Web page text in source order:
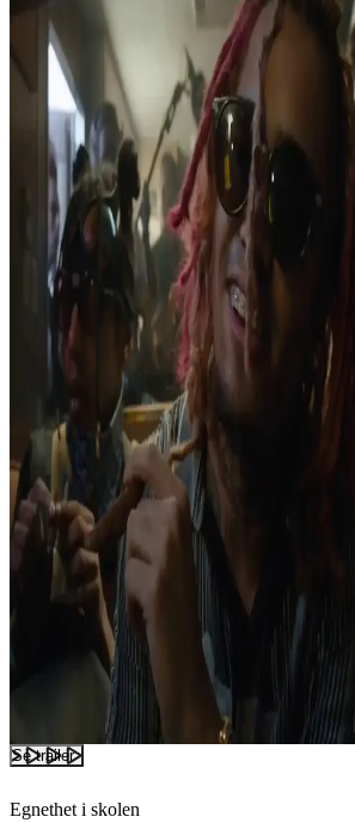
Se trailer
Egnethet i skolen